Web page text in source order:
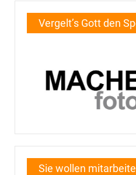
Vergelt’s Gott den
Sie wollen